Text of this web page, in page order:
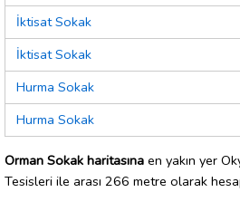
İktisat Sokak
İktisat Sokak
Hurma Sokak
Hurma Sokak
Orman Sokak haritasına en yakın yer
Tesisleri ile arası 266 metre olarak